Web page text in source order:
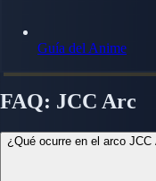
Guía del Anime
FAQ: JCC Arc
¿Qué ocurre en el arco